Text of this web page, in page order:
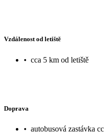
Vzdálenost od letiště
• cca 5 km od letiště
Doprava
• autobusová zastávka